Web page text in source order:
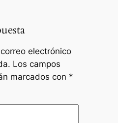
electrónico
Los campos
marcados con *